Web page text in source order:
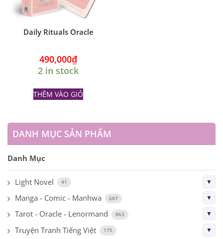
Daily Rituals Oracle
490,000₫
2 in stock
THÊM VÀO GIỎ
DANH MỤC SẢN PHẨM
Danh Mục
▼
Light Novel 41
▼
Manga - Comic - Manhwa 687
▼
Tarot - Oracle - Lenormand 863
▼
Truyện Tranh Tiếng Việt 175